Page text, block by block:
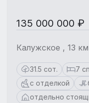
135 000 000 ₽
Калужское , 13
31.5 сот. 7
с отделкой
отдельно